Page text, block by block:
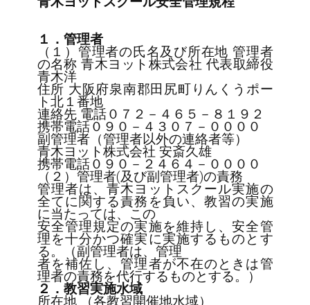
１．管理者
（１）管理者の氏名及び所在地 管理者
の名称 青木ヨット株式会社 代表取締役
青木洋
住所 大阪府泉南郡田尻町りんくうポー
ト北１番地
連絡先 電話０７２－４６５－８１９２
携帯電話０９０－４３０７－００００
副管理者（管理者以外の連絡者等）
青木ヨット株式会社 安斎久雄
携帯電話０９０－２４６４－００００
（２）管理者(及び副管理者)の責務
管理者は、青木ヨットスクール実施の
全てに関する責務を負い、教習の実施
に当たっては、この
安全管理規定の実施を維持し、安全管
理を十分かつ確実に実施するものとす
る。（副管理者は、管理
者を補佐し、管理者が不在のときは管
２．教習実施水域